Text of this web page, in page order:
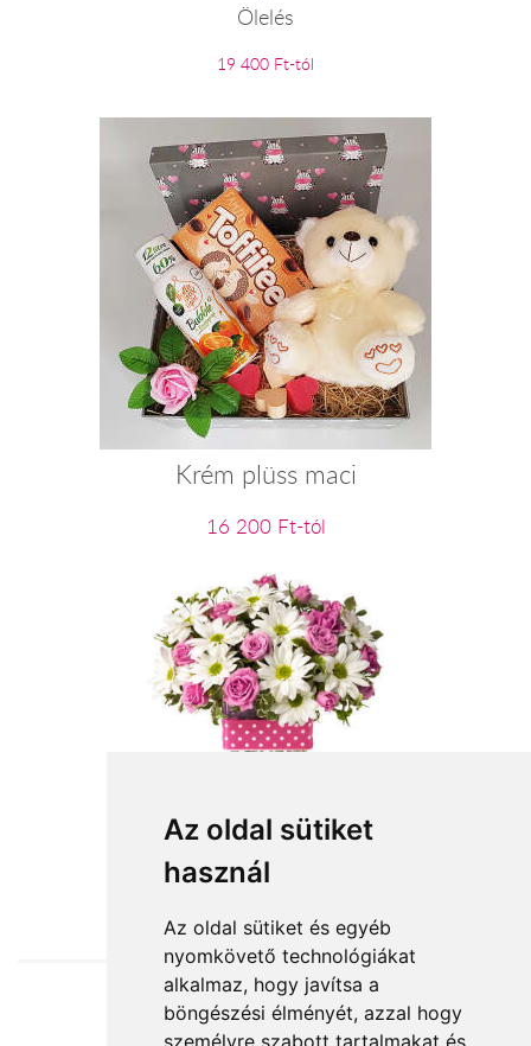
Az oldal sütiket
használ
Az oldal sütiket és egyéb
nyomkövető technológiákat
alkalmaz, hogy javítsa a
böngészési élményét, azzal hogy
személyre szabott tartalmakat és
Ölelés
19 400 Ft-tól
Krém plüss maci
16 200 Ft-tól
Pinki
29 140 Ft-tól
Elfogadott fizetési módok